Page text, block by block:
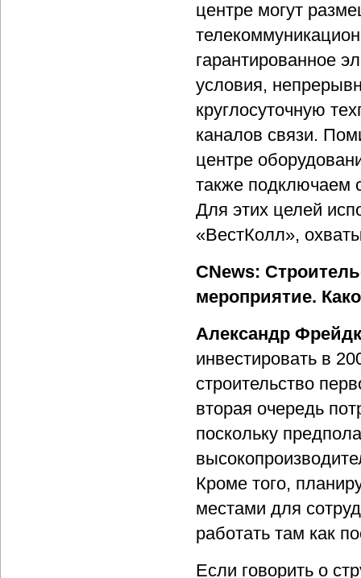
центре могут
гарантированное
условия,
круглосуточную
каналов связи.
центре
также подключаем
Для этих целей
«ВестКолл»,
CNews:
мероприятие.
Александр
инвестировать в
строительство
вторая очередь
поскольку
Кроме того,
местами для
работать там как
Если говорить о